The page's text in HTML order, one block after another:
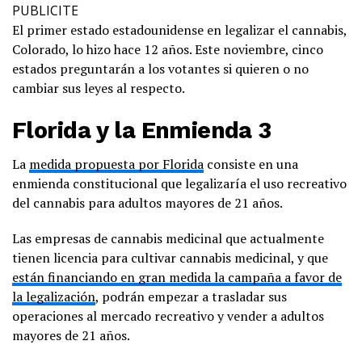
PUBLICITE
El primer estado estadounidense en legalizar el cannabis,
Colorado, lo hizo hace 12 años. Este noviembre, cinco
estados preguntarán a los votantes si quieren o no
cambiar sus leyes al respecto.
Florida y la Enmienda 3
La medida propuesta por Florida consiste en una
enmienda constitucional que legalizaría el uso recreativo
del cannabis para adultos mayores de 21 años.
Las empresas de cannabis medicinal que actualmente
tienen licencia para cultivar cannabis medicinal, y que
están financiando en gran medida la campaña a favor de
la legalización, podrán empezar a trasladar sus
operaciones al mercado recreativo y vender a adultos
mayores de 21 años.